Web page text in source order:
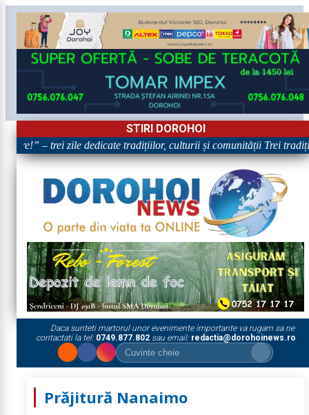
STIRI DOROHOI
– trei zile dedicate tradițiilor, culturii și comunității Trei
Daca sunteti martorul unor evenimente importante va rugam sa ne
contactati la tel: 0749.877.802sau email: redactia@dorohoinews.ro
Prăjitură Nanaimo